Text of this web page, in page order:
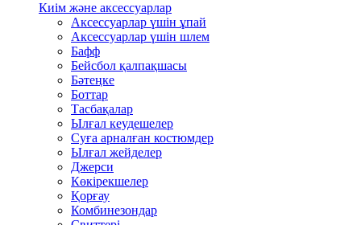
Киім және аксессуарлар
Аксессуарлар үшін ұпай
Аксессуарлар үшін шлем
Бафф
Бейсбол қалпақшасы
Бәтеңке
Боттар
Тасбақалар
Ылғал кеудешелер
Суға арналған костюмдер
Ылғал жейделер
Джерси
Көкірекшелер
Қорғау
Комбинезондар